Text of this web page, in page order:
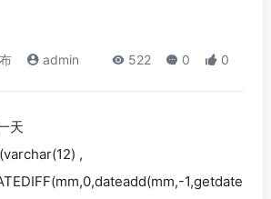
admin 522 0 0
天
,
1,getdate